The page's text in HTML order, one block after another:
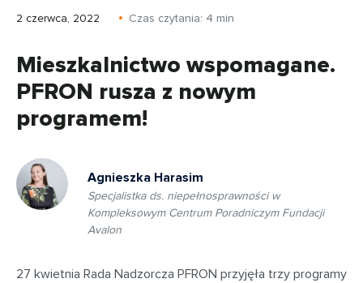
2 czerwca, 2022 Czas czytania: 4 min
Mieszkalnictwo wspomagane.
PFRON rusza z nowym
programem!
Agnieszka Harasim
Specjalistka ds. niepełnosprawności w
Kompleksowym Centrum Poradniczym Fundacji
Avalon
27 kwietnia Rada Nadzorcza PFRON przyjęła trzy programy